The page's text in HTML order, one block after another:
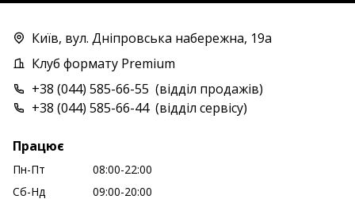
Київ, вул. Дніпровська набережна, 19а
Клуб формату Premium
+38 (044) 585-66-55 (відділ продажів)
+38 (044) 585-66-44 (відділ сервісу)
Працює
Пн-Пт
08:00-22:00
Сб-Нд
09:00-20:00